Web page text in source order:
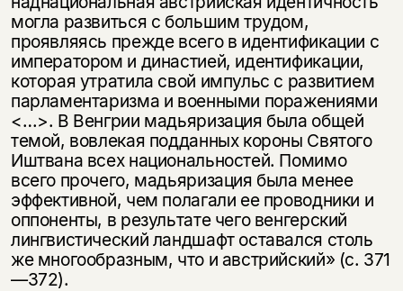
могла развиться c большим трудом,
проявляясь прежде всего в идентификации с
императором и динас­тией, идентификации,
которая утратила свой импульс с развитием
парламентаризма и военными поражениями
<…>. В Венгрии мадьяризация была общей
темой, вовлекая подданных короны Святого
Иштвана всех национальностей. Помимо
всего прочего, мадьяризация была менее
эффективной, чем полагали ее проводники и
оппоненты, в результате чего венгерский
лингвистический ландшафт оставался столь
же многообразным, что и австрийский» (с. 371
—372).